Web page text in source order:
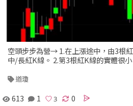
空頭步步為營→ 1.在上漲途中，由3根
中/長紅K線。 2.第3根紅K線的實體很小
道瓊
613 1 0